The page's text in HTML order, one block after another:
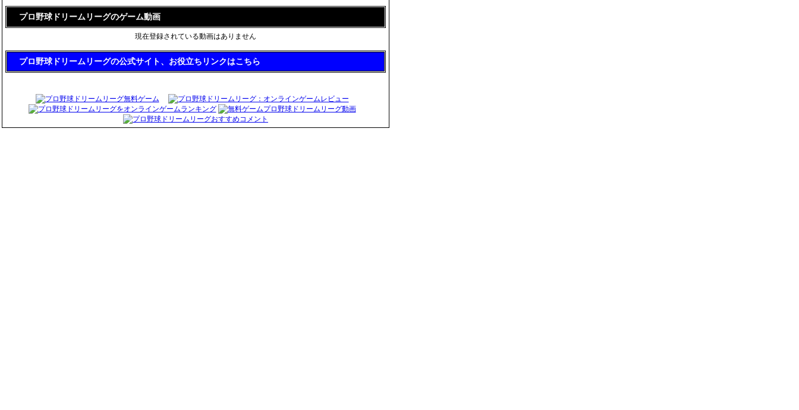
プロ野球ドリームリーグのゲーム動画
現在登録されている動画はありません
プロ野球ドリームリーグの公式サイト、お役立ちリンクはこちら